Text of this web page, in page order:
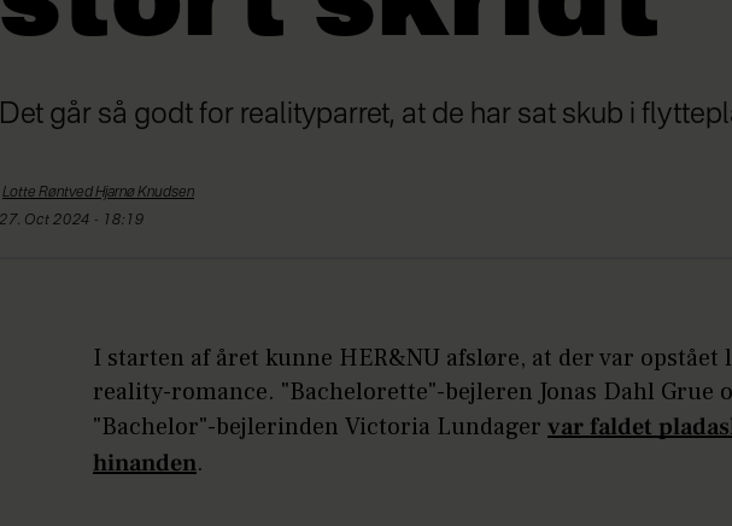
Det går så godt for realityparret, at de har sat skub i
Lotte Røntved HjarnøKnudsen
27. Oct 2024 - 18:19
I starten af året kunne HER&NU afsløre, at der var opstået
reality-romance. "Bachelorette"-bejleren Jonas Dahl Grue
"Bachelor"-bejlerinden Victoria Lundager var faldet
hinanden.